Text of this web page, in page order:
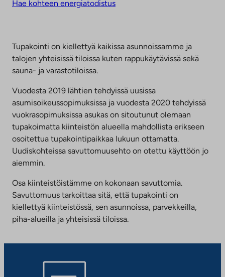
Hae kohteen energiatodistus
Tupakointi on kiellettyä kaikissa asunnoissamme ja
talojen yhteisissä tiloissa kuten rappukäytävissä sekä
sauna- ja varastotiloissa.
Vuodesta 2019 lähtien tehdyissä uusissa
asumisoikeussopimuksissa ja vuodesta 2020 tehdyissä
vuokrasopimuksissa asukas on sitoutunut olemaan
tupakoimatta kiinteistön alueella mahdollista erikseen
osoitettua tupakointipaikkaa lukuun ottamatta.
Uudiskohteissa savuttomuusehto on otettu käyttöön jo
aiemmin.
Osa kiinteistöistämme on kokonaan savuttomia.
Savuttomuus tarkoittaa sitä, että tupakointi on
kiellettyä kiinteistössä, sen asunnoissa, parvekkeilla,
piha-alueilla ja yhteisissä tiloissa.